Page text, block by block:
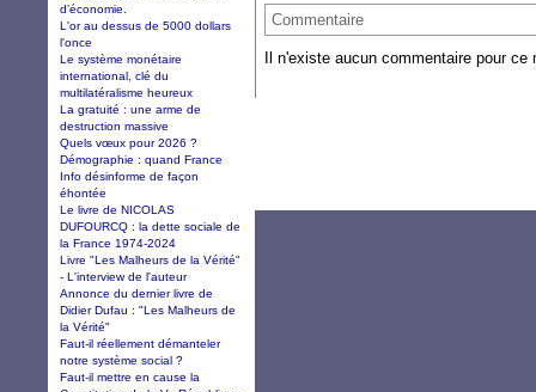
Commentaire
Il n'existe aucun commentaire pour ce
d’économie.
L'or au dessus de 5000 dollars
l'once
Le système monétaire
international, clé du
multilatéralisme heureux
La gratuité : une arme de
destruction massive
Quels vœux pour 2026 ?
Démographie : quand France
Info désinforme de façon
éhontée
Le livre de NICOLAS
DUFOURCQ : la dette sociale de
la France 1974-2024
Livre "Les Malheurs de la Vérité"
- L'interview de l'auteur
Annonce du dernier livre de
Didier Dufau : "Les Malheurs de
la Vérité"
Faut-il réellement démanteler
notre système social ?
Faut-il mettre en cause la